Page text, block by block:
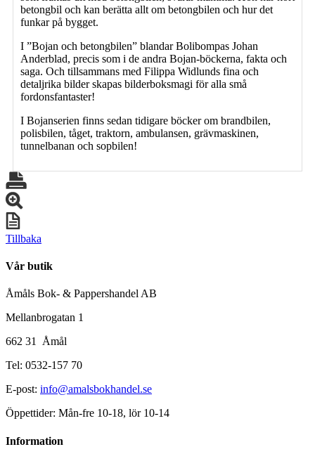
betongbil och kan berätta allt om betongbilen och hur det
funkar på bygget.
I ”Bojan och betongbilen” blandar Bolibompas Johan
Anderblad, precis som i de andra Bojan-böckerna, fakta och
saga. Och tillsammans med Filippa Widlunds fina och
detaljrika bilder skapas bilderboksmagi för alla små
fordonsfantaster!
I Bojanserien finns sedan tidigare böcker om brandbilen,
polisbilen, tåget, traktorn, ambulansen, grävmaskinen,
tunnelbanan och sopbilen!
Tillbaka
Vår butik
Åmåls Bok- & Pappershandel AB
Mellanbrogatan 1
662 31 Åmål
Tel: 0532-157 70
E-post: info@amalsbokhandel.se
Öppettider: Mån-fre 10-18, lör 10-14
Information